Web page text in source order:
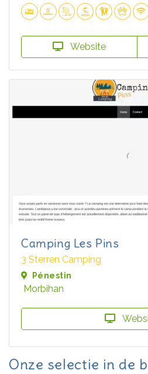
Website
Camping Les Pins
3 Sterren Camping
Pénestin
Morbihan
Onze selectie in de